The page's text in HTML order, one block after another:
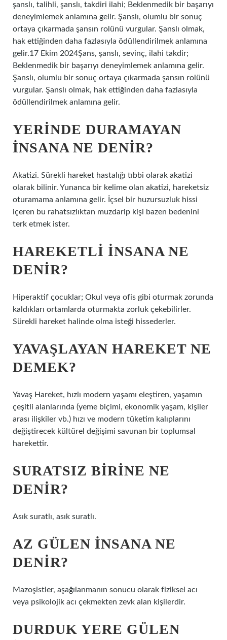
şanslı, talihli, şanslı, takdiri ilahi; Beklenmedik bir başarıyı
deneyimlemek anlamına gelir. Şanslı, olumlu bir sonuç
ortaya çıkarmada şansın rolünü vurgular. Şanslı olmak,
hak ettiğinden daha fazlasıyla ödüllendirilmek anlamına
gelir.17 Ekim 2024Şans, şanslı, sevinç, ilahi takdir;
Beklenmedik bir başarıyı deneyimlemek anlamına gelir.
Şanslı, olumlu bir sonuç ortaya çıkarmada şansın rolünü
vurgular. Şanslı olmak, hak ettiğinden daha fazlasıyla
ödüllendirilmek anlamına gelir.
YERINDE DURAMAYAN
INSANA NE DENIR?
Akatizi. Sürekli hareket hastalığı tıbbi olarak akatizi
olarak bilinir. Yunanca bir kelime olan akatizi, hareketsiz
oturamama anlamına gelir. İçsel bir huzursuzluk hissi
içeren bu rahatsızlıktan muzdarip kişi bazen bedenini
terk etmek ister.
HAREKETLI INSANA NE
DENIR?
Hiperaktif çocuklar; Okul veya ofis gibi oturmak zorunda
kaldıkları ortamlarda oturmakta zorluk çekebilirler.
Sürekli hareket halinde olma isteği hissederler.
YAVAŞLAYAN HAREKET NE
DEMEK?
Yavaş Hareket, hızlı modern yaşamı eleştiren, yaşamın
çeşitli alanlarında (yeme biçimi, ekonomik yaşam, kişiler
arası ilişkiler vb.) hızı ve modern tüketim kalıplarını
değiştirecek kültürel değişimi savunan bir toplumsal
harekettir.
SURATSIZ BIRINE NE
DENIR?
Asık suratlı, asık suratlı.
AZ GÜLEN INSANA NE
DENIR?
Mazoşistler, aşağılanmanın sonucu olarak fiziksel acı
veya psikolojik acı çekmekten zevk alan kişilerdir.
DURDUK YERE GÜLEN